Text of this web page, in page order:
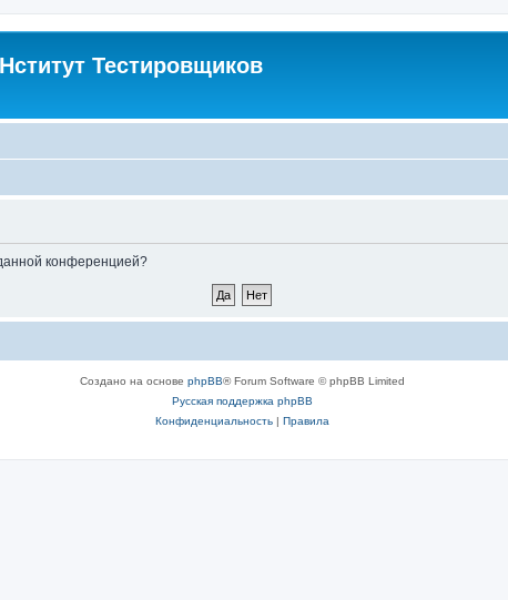
Тестировщиков
конференцией?
Создано на основе phpBB® Forum Software © phpBB Limited
Русская поддержка phpBB
Конфиденциальность| Правила